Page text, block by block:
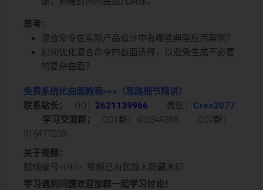
思考：
混合命令在实际产品设计中有哪些典型应用案例？
如何优化混合命令的截面选择，以避免生成不必要
的复杂曲面？
免费系统化曲面教程>>> （思路细节精讲）
联系站长； QQ： 2621139966 微信： Creo2077
学习交流群；
QQ1群：602849358 QQ2群：
916477208
关于视频：
视频编号<045> 视频已为您加入隐藏水印
学习遇到问题欢迎加群一起学习讨论！